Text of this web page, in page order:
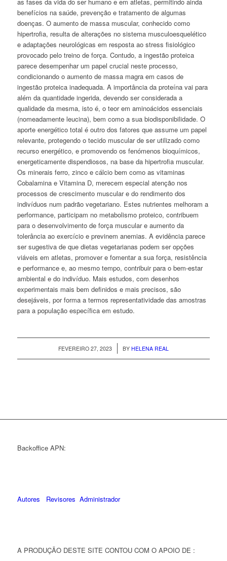
benefícios na saúde, prevenção e tratamento de algumas
doenças. O aumento de massa muscular, conhecido como
hipertrofia, resulta de alterações no sistema musculoesquelético
e adaptações neurológicas em resposta ao stress fisiológico
provocado pelo treino de força. Contudo, a ingestão proteica
parece desempenhar um papel crucial neste processo,
condicionando o aumento de massa magra em casos de
ingestão proteica inadequada. A importância da proteína vai para
além da quantidade ingerida, devendo ser considerada a
qualidade da mesma, isto é, o teor em aminoácidos essenciais
(nomeadamente leucina), bem como a sua biodisponibilidade. O
aporte energético total é outro dos fatores que assume um papel
relevante, protegendo o tecido muscular de ser utilizado como
recurso energético, e promovendo os fenómenos bioquímicos,
energeticamente dispendiosos, na base da hipertrofia muscular.
Os minerais ferro, zinco e cálcio bem como as vitaminas
Cobalamina e Vitamina D, merecem especial atenção nos
processos de crescimento muscular e do rendimento dos
indivíduos num padrão vegetariano. Estes nutrientes melhoram a
performance, participam no metabolismo proteico, contribuem
para o desenvolvimento de força muscular e aumento da
tolerância ao exercício e previnem anemias. A evidência parece
ser sugestiva de que dietas vegetarianas podem ser opções
viáveis em atletas, promover e fomentar a sua força, resistência
e performancee, ao mesmo tempo, contribuir para o bem-estar
ambiental e do indivíduo. Mais estudos, com desenhos
experimentais mais bem definidos e mais precisos, são
desejáveis, por forma a termos representatividade das amostras
para a população específica em estudo.
FEVEREIRO 27, 2023
/ BY HELENA REAL
Backoffice APN:
Autores Revisores Administrador
A PRODUÇÃO DESTE SITE CONTOU COM O APOIO DE :